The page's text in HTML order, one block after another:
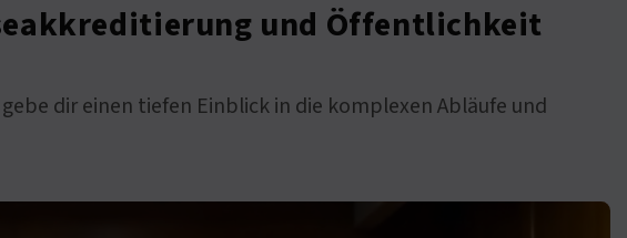
und Öffentlichkeit
dir einen tiefen Einblick in die komplexen Abläufe und